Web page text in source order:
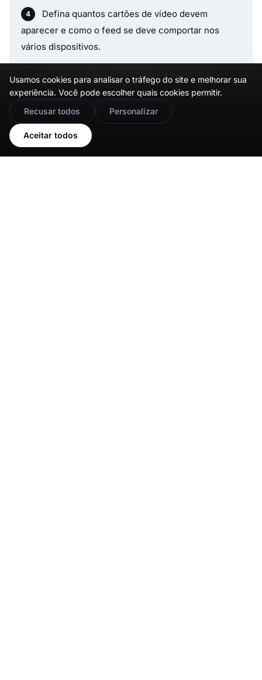
Defina quantos cartões de vídeo devem
aparecer e como o feed se deve comportar nos
vários dispositivos.
Cole-o no seu sítio, página de destino ou CMS
e publique.
Mostre conteúdo do TikTok num feed que parece mais
Usamos cookies para analisar o tráfego do site e melhorar sua
experiência. Você pode escolher quais cookies permitir.
Recusar todos
Personalizar
Aceitar todos
🇬🇧 Would you prefer this site in English?
View in English